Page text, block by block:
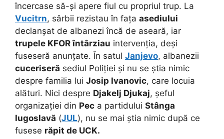
încercase să-și apere fiul cu propriul trup. La
Vucitrn, sârbii rezistau în fața asediului
declanșat de albanezi încă de aseară, iar
trupele KFOR întârziau intervenția, deși
fuseseră anunțate. În satul Janjevo, albanezii
cuceriseră sediul Poliției și nu se știa nimic
despre familia lui Josip Ivanovic, care locuia
alături. Nici despre Djakelj Djukaj, șeful
organizației din Pec a partidului Stânga
Iugoslavă (JUL), nu se mai știa nimic după ce
fusese răpit de UCK.